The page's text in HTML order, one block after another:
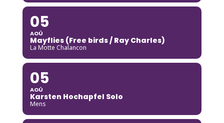
05
AOÛ
Mayflies (Free birds / Ray Charles)
La Motte Chalancon
05
AOÛ
Karsten Hochapfel Solo
Mens